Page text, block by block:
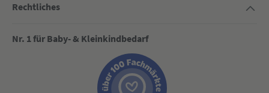
Rechtliches
Nr. 1 für Baby- & Kleinkindbedarf